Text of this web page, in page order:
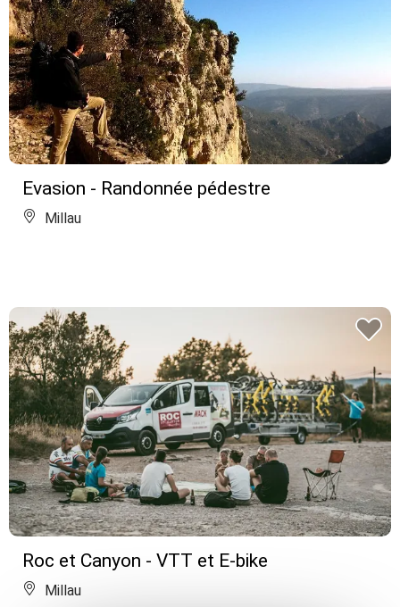
Evasion - Randonnée pédestre
Millau
Roc et Canyon - VTT et E-bike
Millau